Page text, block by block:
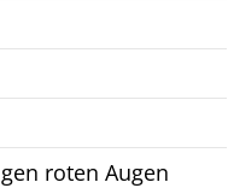
roten Augen